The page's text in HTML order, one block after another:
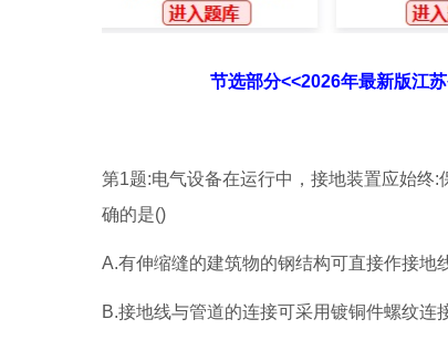
节选部分<<2026年最新版江
第1题:电气设备在运行中，接地装置应始终
确的是()
A.有伸缩缝的建筑物的钢结构可直接作接地
B.接地线与管道的连接可采用镀铜件螺纹连